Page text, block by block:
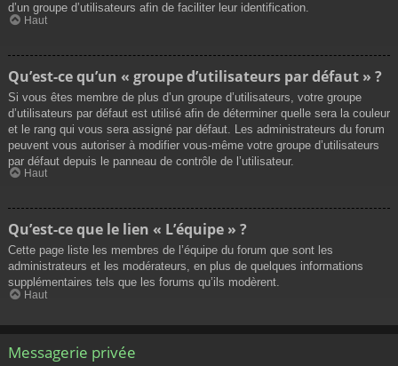
d’un groupe d’utilisateurs afin de faciliter leur identification.
Haut
Qu’est-ce qu’un « groupe d’utilisateurs par défaut » ?
Si vous êtes membre de plus d’un groupe d’utilisateurs, votre groupe
d’utilisateurs par défaut est utilisé afin de déterminer quelle sera la couleur
et le rang qui vous sera assigné par défaut. Les administrateurs du forum
peuvent vous autoriser à modifier vous-même votre groupe d’utilisateurs
par défaut depuis le panneau de contrôle de l’utilisateur.
Haut
Qu’est-ce que le lien « L’équipe » ?
Cette page liste les membres de l’équipe du forum que sont les
administrateurs et les modérateurs, en plus de quelques informations
supplémentaires tels que les forums qu’ils modèrent.
Haut
Messagerie privée